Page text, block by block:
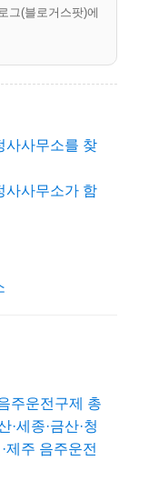
그(블로거스팟)에
사사무소를 찾
사사무소가 함
주운전구제 총
·세종·금산·청
제주 음주운전